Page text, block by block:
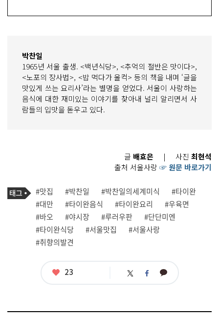
박찬일
1965년 서울 출생. <백년식당>, <추억의 절반은 맛이다>,
<노포의 장사법>, <밥 먹다가 울컥> 등의 책을 내며 ‘글을
맛있게 쓰는 요리사’라는 별명을 얻었다. 서울이 사랑하는
음식에 대한 재미있는 이야기를 찾아내 널리 알리면서 사
람들의 입맛을 돋우고 있다.
글 배효은 | 사진 최현석
출처 서울사랑 ☞ 원문 바로가기
기
사
관
련
태
그
태
그
#맛집 #박찬일 #박찬일의세계미식
#타이완
#대만
#타이완음식 #타이완요리
#우육면
#바오
#야시장 #루러우판
#단단미엔
#타이완식당
#서울맛집
#서울사랑
#취향의발견
좋
23 트 페 카